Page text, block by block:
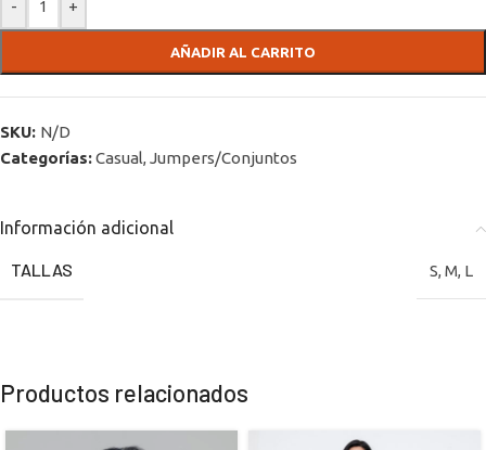
- +
AÑADIR AL CARRITO
SKU: N/D
Categorías:Casual, Jumpers/Conjuntos
Información adicional
TALLAS S, M, L
Productos relacionados